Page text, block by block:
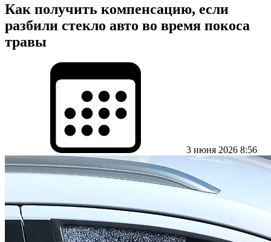
Как получить компенсацию, если
разбили стекло авто во время покоса
травы
3 июня 2026 8:56